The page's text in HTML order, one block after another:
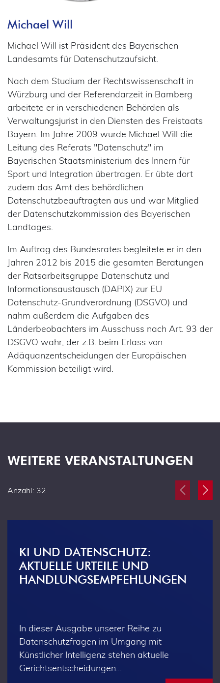
Michael Will
Michael Will ist Präsident des Bayerischen
Landesamts für Datenschutzaufsicht.
Nach dem Studium der Rechtswissenschaft in
Würzburg und der Referendarzeit in Bamberg
arbeitete er in verschiedenen Behörden als
Verwaltungsjurist in den Diensten des Freistaats
Bayern. Im Jahre 2009 wurde Michael Will die
Leitung des Referats "Datenschutz" im
Bayerischen Staatsministerium des Innern für
Sport und Integration übertragen. Er übte dort
zudem das Amt des behördlichen
Datenschutzbeauftragten aus und war Mitglied
der Datenschutzkommission des Bayerischen
Landtages.
Im Auftrag des Bundesrates begleitete er in den
Jahren 2012 bis 2015 die gesamten Beratungen
der Ratsarbeitsgruppe Datenschutz und
Informationsaustausch (DAPIX) zur EU
Datenschutz-Grundverordnung (DSGVO) und
nahm außerdem die Aufgaben des
Länderbeobachters im Ausschuss nach Art. 93 der
DSGVO wahr, der z.B. beim Erlass von
Adäquanzentscheidungen der Europäischen
Kommission beteiligt wird.
WEITERE VERANSTALTUNGEN
Anzahl: 32
KI UND DATENSCHUTZ:
AKTUELLE URTEILE UND
HANDLUNGSEMPFEHLUNGEN
In dieser Ausgabe unserer Reihe zu
Datenschutzfragen im Umgang mit
Künstlicher Intelligenz stehen aktuelle
Gerichtsentscheidungen…